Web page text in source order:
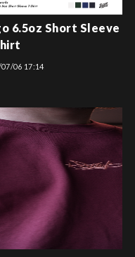
6.5oz Short Sleeve
06 17:14